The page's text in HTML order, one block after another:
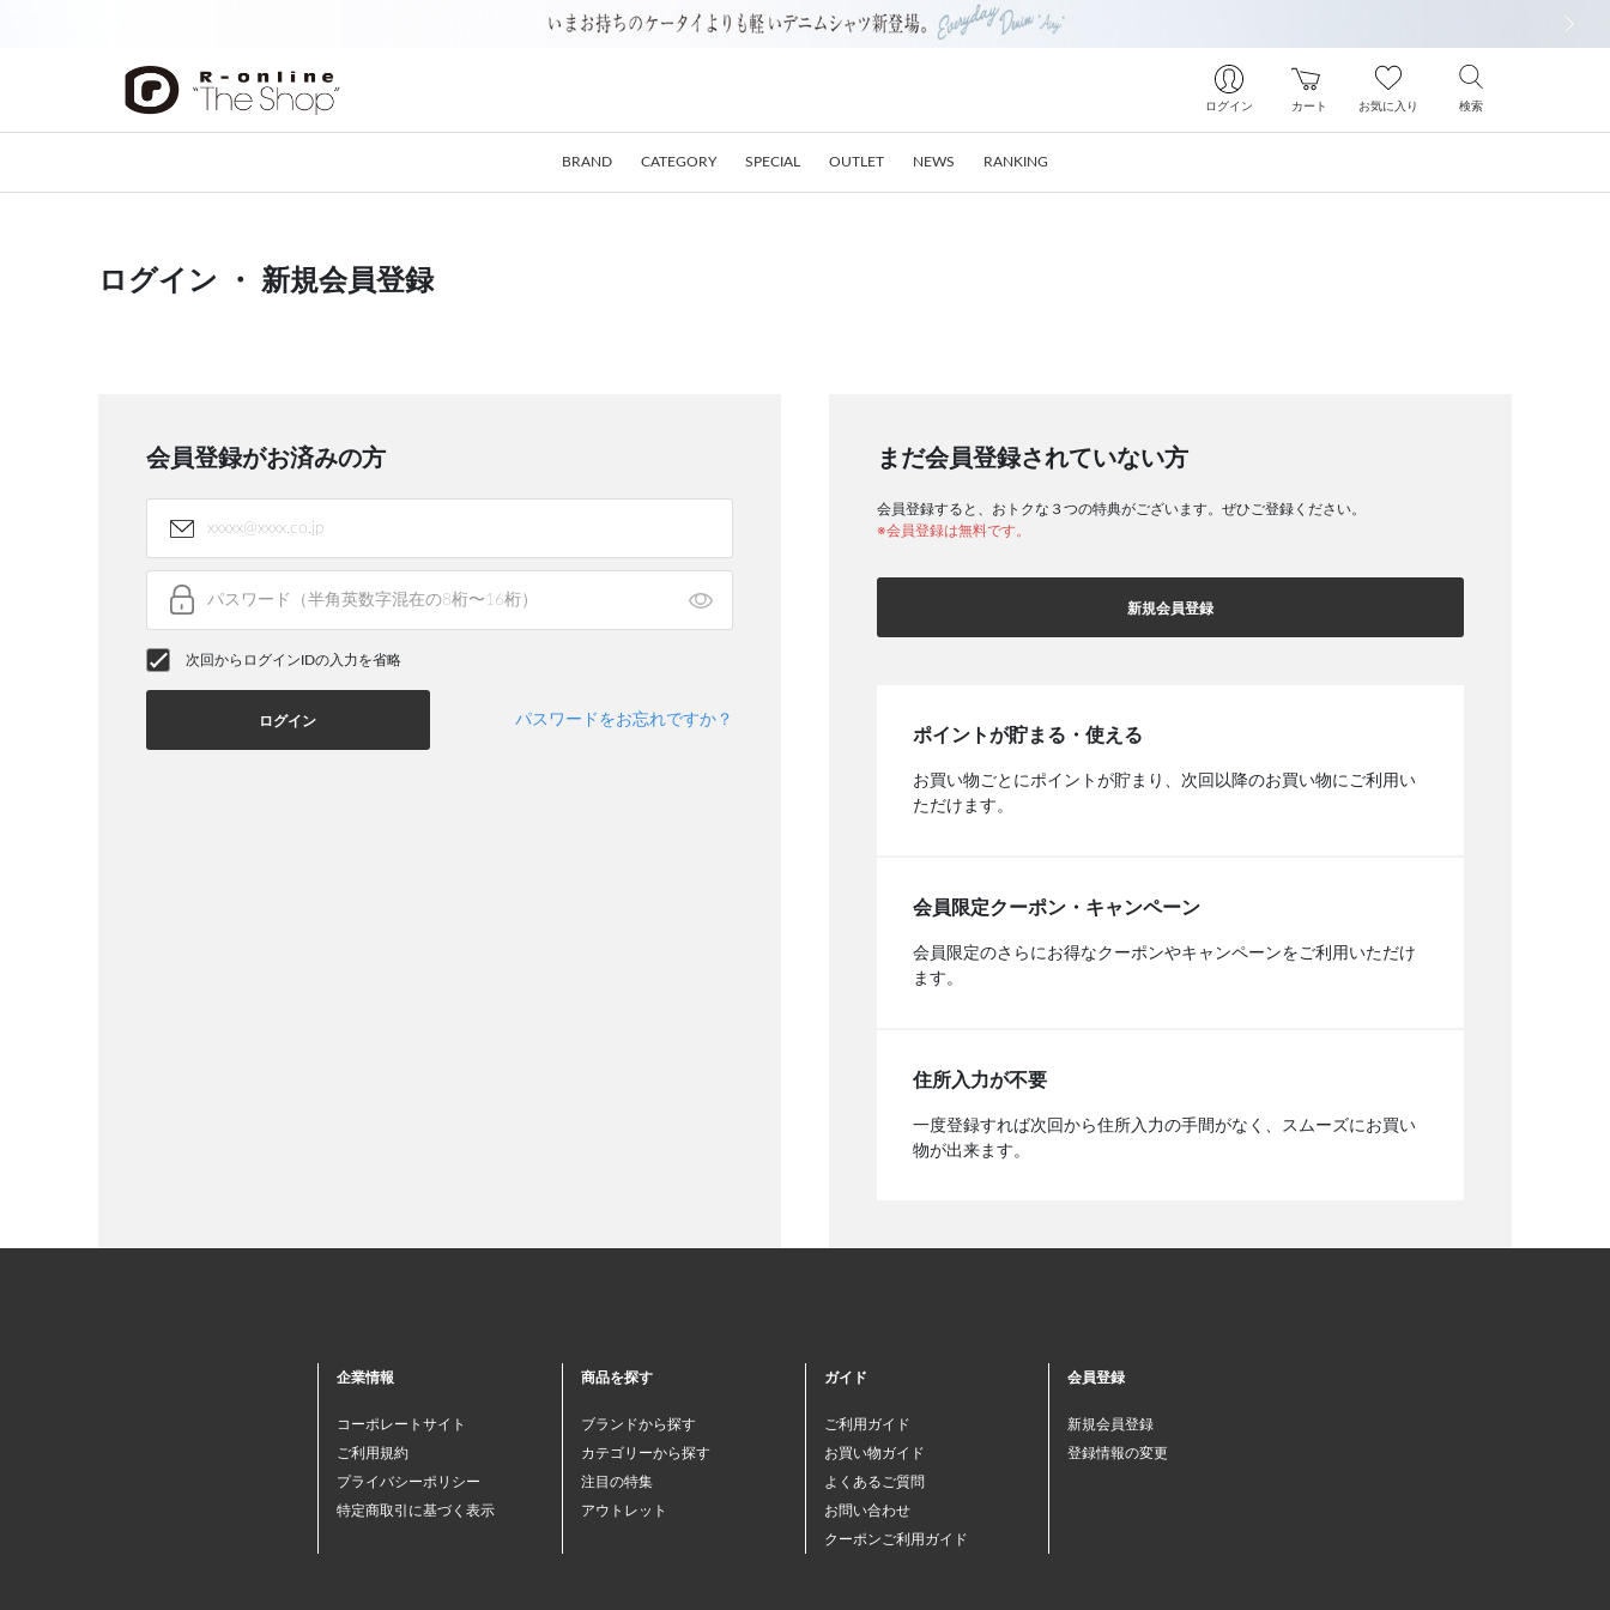
ログイン カート お気に入り 検索
BRAND CATEGORY SPECIAL OUTLET NEWS RANKING
ログイン ・ 新規会員登録
会員登録がお済みの方
次回からログインIDの入力を省略
ログイン パスワードをお忘れですか？
まだ会員登録されていない方
会員登録すると、おトクな３つの特典がございます。ぜひご登録ください。
※会員登録は無料です。
新規会員登録
ポイントが貯まる・使える
お買い物ごとにポイントが貯まり、次回以降のお買い物にご利用い
ただけます。
会員限定クーポン・キャンペーン
会員限定のさらにお得なクーポンやキャンペーンをご利用いただけ
ます。
住所入力が不要
一度登録すれば次回から住所入力の手間がなく、スムーズにお買い
物が出来ます。
企業情報
コーポレートサイト
ご利用規約
プライバシーポリシー
特定商取引に基づく表示
商品を探す
ブランドから探す
カテゴリーから探す
注目の特集
アウトレット
ガイド
ご利用ガイド
お買い物ガイド
よくあるご質問
お問い合わせ
クーポンご利用ガイド
会員登録
新規会員登録
登録情報の変更